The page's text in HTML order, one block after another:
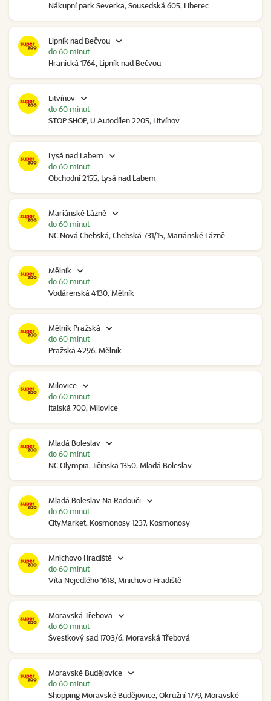
Nákupní park Severka, Sousedská 605, Liberec
Lipník nad Bečvou
Hranická 1764, Lipník nad Bečvou
do 60 minut
Litvínov
STOP SHOP, U Autodílen 2205, Litvínov
do 60 minut
Lysá nad Labem
Obchodní 2155, Lysá nad Labem
do 60 minut
Mariánské Lázně
NC Nová Chebská, Chebská 731/15, Mariánské Lázně
do 60 minut
Mělník
Vodárenská 4130, Mělník
do 60 minut
Mělník Pražská
Pražská 4296, Mělník
do 60 minut
Milovice
Italská 700, Milovice
do 60 minut
Mladá Boleslav
NC Olympia, Jičínská 1350, Mladá Boleslav
do 60 minut
Mladá Boleslav Na Radouči
CityMarket, Kosmonosy 1237, Kosmonosy
do 60 minut
Mnichovo Hradiště
Víta Nejedlého 1618, Mnichovo Hradiště
do 60 minut
Moravská Třebová
Švestkový sad 1703/6, Moravská Třebová
do 60 minut
Moravské Budějovice
Shopping Moravské Budějovice, Okružní 1779, Moravské
do 60 minut